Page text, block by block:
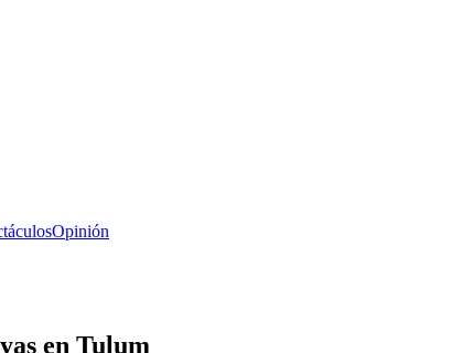
Opinión
en Tulum